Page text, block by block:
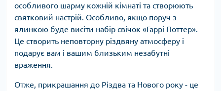
особливого шарму кожній кімнаті та створюють
святковий настрій. Особливо, якщо поруч з
ялинкою буде висіти набір свічок «Гаррі Поттер».
Це створить неповторну різдвяну атмосферу і
подарує вам і вашим близьким незабутні
враження.
Отже, прикрашання до Різдва та Нового року - це